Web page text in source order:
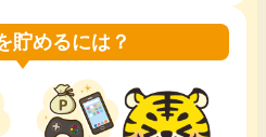
貯めるには？